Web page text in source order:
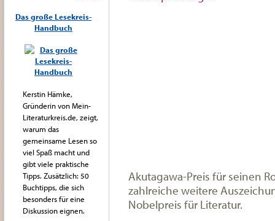
Akutagawa-Preis für seinen
zahlreiche weitere
Nobelpreis für Literatur.
Das große Lesekreis-
Handbuch
Kerstin Hämke,
Gründerin von Mein-
Literaturkreis.de, zeigt,
warum das
gemeinsame Lesen so
viel Spaß macht und
gibt viele praktische
Tipps. Zusätzlich: 50
Buchtipps, die sich
besonders für eine
Diskussion eignen.